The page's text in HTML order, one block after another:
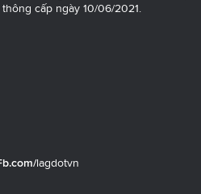
cấp ngày 10/06/2021.
lagdotvn